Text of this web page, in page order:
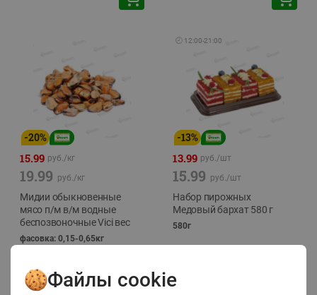
-20%
15.99 руб./кг
19.99 руб./кг
Мидии обыкновенные
мясо п/м в/м водные
беспозвоночные Vici вес
фасовка: 0,15-0,65кг
🕘 12:00-21:00
-13%
13.99 руб./шт
15.99 руб./шт
Набор пирожных
Медовый бархат 580 г
580г
Файлы cookie